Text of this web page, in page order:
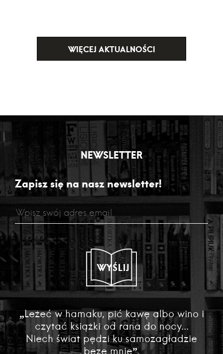
WIĘCEJ AKTUALNOŚCI
NEWSLETTER
Zapisz się na nasz newsletter!
WYŚLIJ
„Leżeć w hamaku, pić kawę albo wino i
czytać książki od rana do nocy...
Niech świat pędzi ku samozagładzie
beze mnie”.